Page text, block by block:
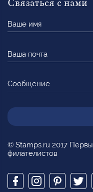
© Stamps.ru 2017
филателистов
Связаться с нами
имя
почта
Сообщение